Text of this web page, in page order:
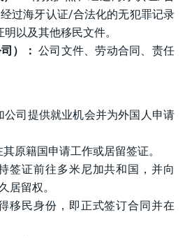
过海牙认证/合法化的无犯罪记录
以及其他移民文件。
）： 公司文件、劳动合同、责任
公司提供就业机会并为外国人申请
原籍国申请工作或居留签证。
签证前往多米尼加共和国，并向
居留权。
移民身份，即正式签订合同并在